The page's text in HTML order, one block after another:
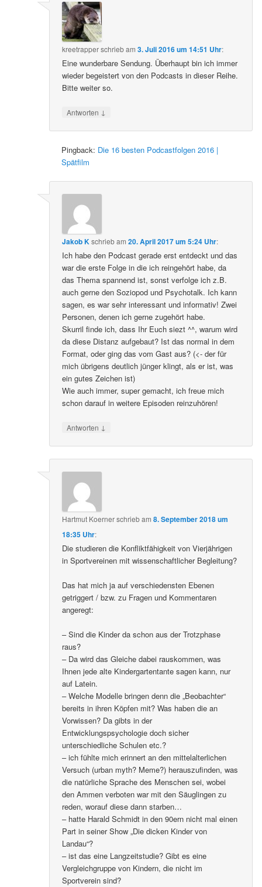
kreetrapperschriebam3. Juli 2016 um 14:51 Uhr:
Eine wunderbare Sendung. Überhaupt bin ich immer
wieder begeistert von den Podcasts in dieser Reihe.
Bitte weiter so.
Antworten ↓
Pingback: Die 16 besten Podcastfolgen 2016 |
Spätfilm
Jakob Kschriebam20. April 2017 um 5:24 Uhr:
Ich habe den Podcast gerade erst entdeckt und das
war die erste Folge in die ich reingehört habe, da
das Thema spannend ist, sonst verfolge ich z.B.
auch gerne den Soziopod und Psychotalk. Ich kann
sagen, es war sehr interessant und informativ! Zwei
Personen, denen ich gerne zugehört habe.
Skurril finde ich, dass Ihr Euch siezt ^^, warum wird
da diese Distanz aufgebaut? Ist das normal in dem
Format, oder ging das vom Gast aus? (<- der für
mich übrigens deutlich jünger klingt, als er ist, was
ein gutes Zeichen ist)
Wie auch immer, super gemacht, ich freue mich
schon darauf in weitere Episoden reinzuhören!
Antworten ↓
Hartmut Koernerschriebam8. September 2018 um
18:35 Uhr:
Die studieren die Konfliktfähigkeit von Vierjährigen
in Sportvereinen mit wissenschaftlicher Begleitung?
Das hat mich ja auf verschiedensten Ebenen
getriggert / bzw. zu Fragen und Kommentaren
angeregt:
– Sind die Kinder da schon aus der Trotzphase
raus?
– Da wird das Gleiche dabei rauskommen, was
Ihnen jede alte Kindergartentante sagen kann, nur
auf Latein.
– Welche Modelle bringen denn die „Beobachter“
bereits in ihren Köpfen mit? Was haben die an
Vorwissen? Da gibts in der
Entwicklungspsychologie doch sicher
unterschiedliche Schulen etc.?
– ich fühlte mich erinnert an den mittelalterlichen
Versuch (urban myth? Meme?) herauszufinden, was
die natürliche Sprache des Menschen sei, wobei
den Ammen verboten war mit den Säuglingen zu
reden, worauf diese dann starben…
– hatte Harald Schmidt in den 90ern nicht mal einen
Part in seiner Show „Die dicken Kinder von
Landau“?
– ist das eine Langzeitstudie? Gibt es eine
Vergleichgruppe von Kindern, die nicht im
Sportverein sind?